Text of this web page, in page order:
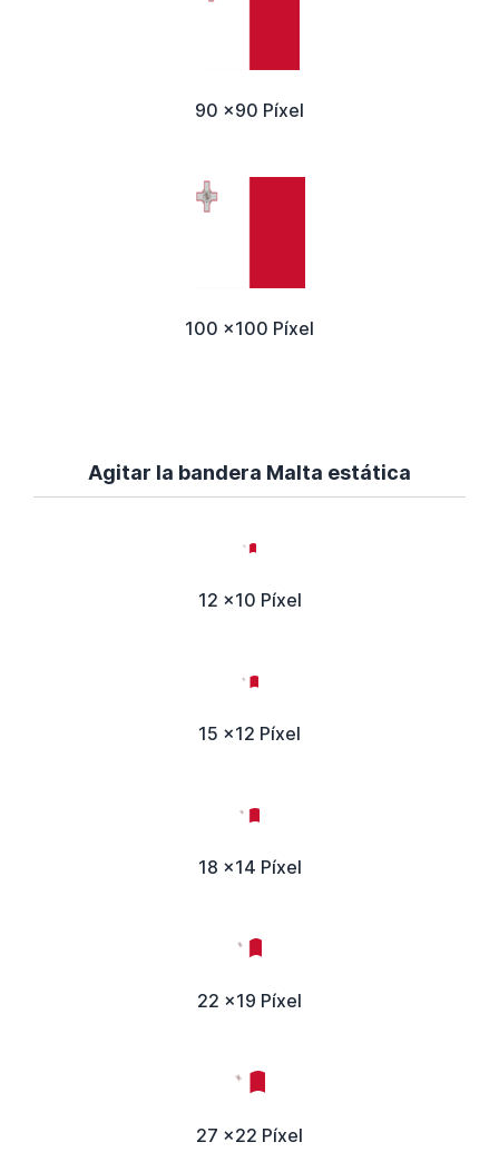
90 x90 Píxel
100 x100 Píxel
Agitar la bandera Malta estática
12 x10 Píxel
15 x12 Píxel
18 x14 Píxel
22 x19 Píxel
27 x22 Píxel